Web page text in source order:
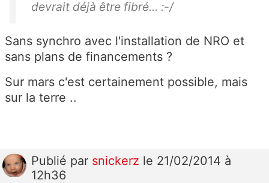
devrait déjà être fibré... :-/
Sans synchro avec l'installation de NRO et
sans plans de financements ?
Sur mars c'est certainement possible, mais
sur la terre ..
Publié par snickerz le 21/02/2014 à
12h36